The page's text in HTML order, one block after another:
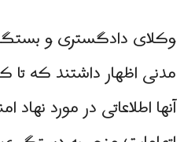
وکلای دادگستری و
مدنی اظهار داشتند که
آنها اطلاعاتی در مورد